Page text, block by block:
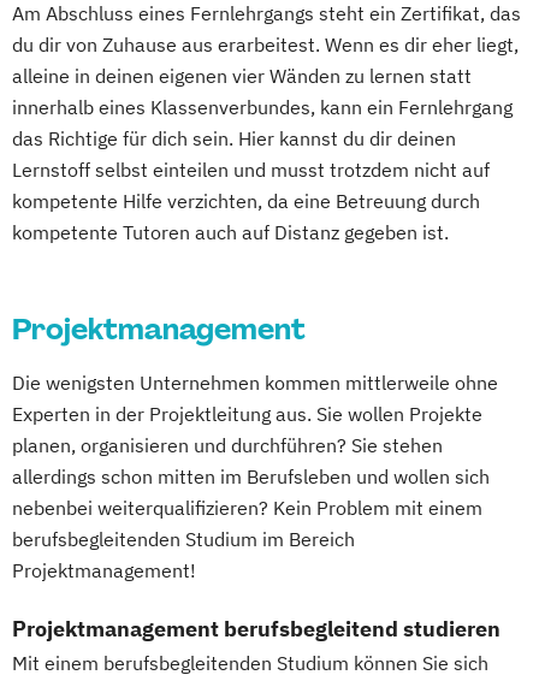
Am Abschluss eines Fernlehrgangs steht ein Zertifikat, das
du dir von Zuhause aus erarbeitest. Wenn es dir eher liegt,
alleine in deinen eigenen vier Wänden zu lernen statt
innerhalb eines Klassenverbundes, kann ein Fernlehrgang
das Richtige für dich sein. Hier kannst du dir deinen
Lernstoff selbst einteilen und musst trotzdem nicht auf
kompetente Hilfe verzichten, da eine Betreuung durch
kompetente Tutoren auch auf Distanz gegeben ist.
Projektmanagement
Die wenigsten Unternehmen kommen mittlerweile ohne
Experten in der Projektleitung aus. Sie wollen Projekte
planen, organisieren und durchführen? Sie stehen
allerdings schon mitten im Berufsleben und wollen sich
nebenbei weiterqualifizieren? Kein Problem mit einem
berufsbegleitenden Studium im Bereich
Projektmanagement!
Projektmanagement berufsbegleitend studieren
Mit einem berufsbegleitenden Studium können Sie sich